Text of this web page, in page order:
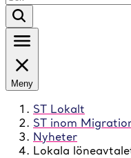
Meny
ST Lokalt
ST inom
Nyheter
Lokala